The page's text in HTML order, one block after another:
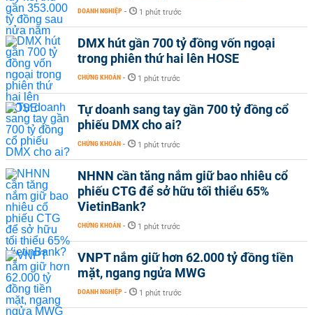
DOANH NGHIỆP - 1 phút trước
DMX hút gần 700 tỷ đồng vốn ngoại
trong phiên thứ hai lên HOSE
CHỨNG KHOÁN - 1 phút trước
Tự doanh sang tay gần 700 tỷ đồng cổ
phiếu DMX cho ai?
CHỨNG KHOÁN - 1 phút trước
NHNN cần tăng nắm giữ bao nhiêu cổ
phiếu CTG để sở hữu tối thiểu 65%
VietinBank?
CHỨNG KHOÁN - 1 phút trước
VNPT nắm giữ hơn 62.000 tỷ đồng tiền
mặt, ngang ngửa MWG
DOANH NGHIỆP - 1 phút trước